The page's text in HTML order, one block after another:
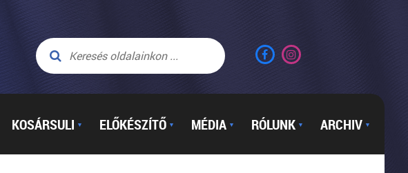
KOSÁRSULI ▼ ELŐKÉSZÍTŐ ▼ MÉDIA ▼ RÓLUNK ▼ ARCHIV ▼